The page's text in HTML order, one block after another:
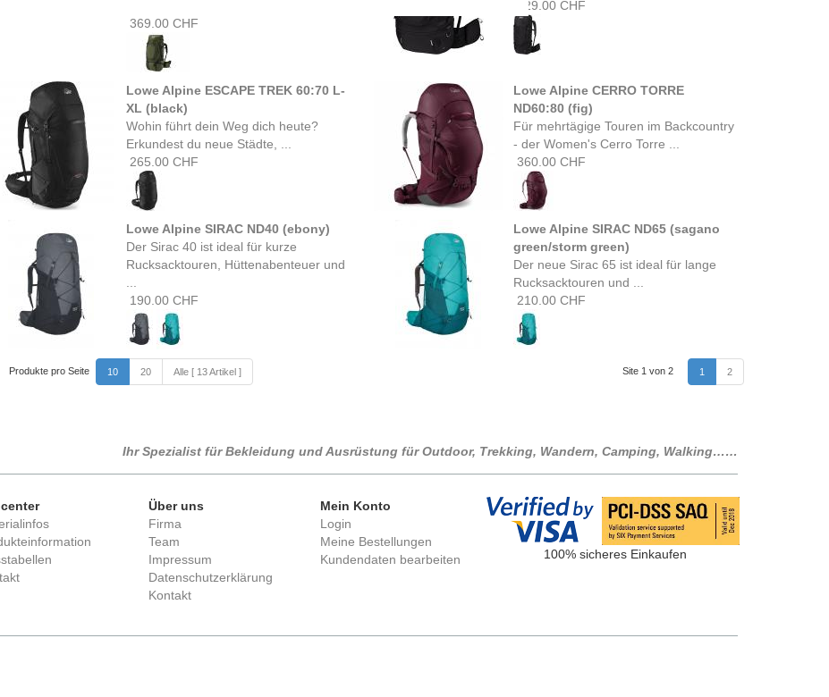
369.00 CHF
329.00 CHF
Lowe Alpine ESCAPE TREK 60:70 L-
XL (black)
Wohin führt dein Weg dich heute?
Erkundest du neue Städte, ...
265.00 CHF
Lowe Alpine CERRO TORRE
ND60:80 (fig)
Für mehrtägige Touren im Backcountry
- der Women's Cerro Torre ...
360.00 CHF
Lowe Alpine SIRAC ND40 (ebony)
Der Sirac 40 ist ideal für kurze
Rucksacktouren, Hüttenabenteuer und
190.00 CHF
Lowe Alpine SIRAC ND65 (sagano
green/storm green)
Der neue Sirac 65 ist ideal für lange
Rucksacktouren und ...
210.00 CHF
Produkte pro Seite 10 20 Alle [ 13 Artikel ] Site 1 von 2 1 2
Ihr Spezialist für Bekleidung und Ausrüstung für Outdoor, Trekking, Wandern, Camping, Walking……
Über uns
Firma
Team
Impressum
Datenschutzerklärung
Kontakt
Mein Konto
Login
Meine Bestellungen
Kundendaten bearbeiten
100% sicheres Einkaufen